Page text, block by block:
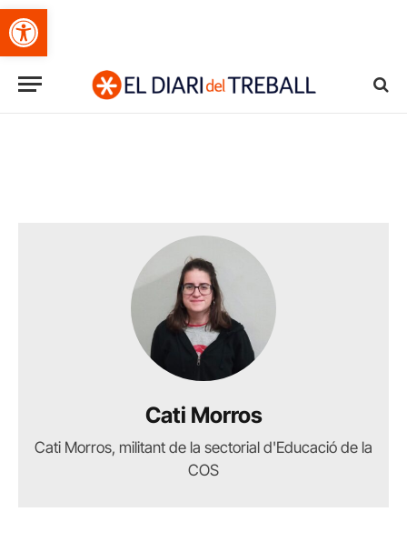
Obre la barra d'eines
Cati Morros
Cati Morros, militant de la sectorial d'Educació de la
COS